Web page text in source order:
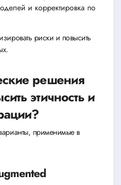
и корректировка по
риски и повысить
решения
этичность и
применимые в